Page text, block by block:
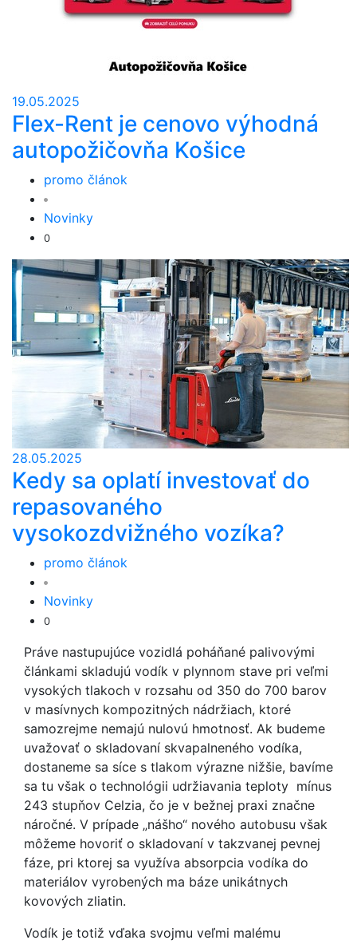
19.05.2025
Flex-Rent je cenovo výhodná
autopožičovňa Košice
promo článok
Novinky
0
28.05.2025
Kedy sa oplatí investovať do
repasovaného
vysokozdvižného vozíka?
promo článok
Novinky
0
Práve nastupujúce vozidlá poháňané palivovými
článkami skladujú vodík v plynnom stave pri veľmi
vysokých tlakoch v rozsahu od 350 do 700 barov
v masívnych kompozitných nádržiach, ktoré
samozrejme nemajú nulovú hmotnosť. Ak budeme
uvažovať o skladovaní skvapalneného vodíka,
dostaneme sa síce s tlakom výrazne nižšie, bavíme
sa tu však o technológii udržiavania teploty mínus
243 stupňov Celzia, čo je v bežnej praxi značne
náročné. V prípade „nášho“ nového autobusu však
môžeme hovoriť o skladovaní v takzvanej pevnej
fáze, pri ktorej sa využíva absorpcia vodíka do
materiálov vyrobených ma báze unikátnych
kovových zliatin.
Vodík je totiž vďaka svojmu veľmi malému